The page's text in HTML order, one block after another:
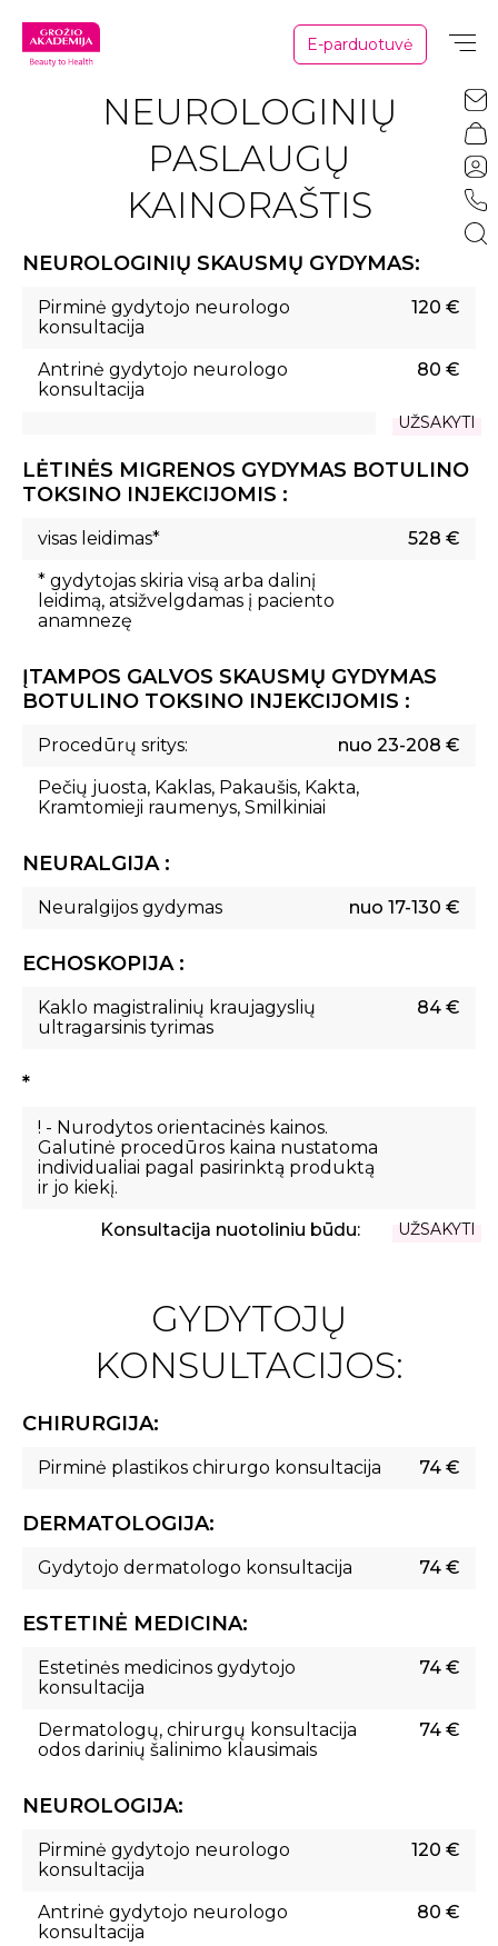
E-parduotuvė
NEUROLOGINIŲ
PASLAUGŲ
KAINORAŠTIS
NEUROLOGINIŲ SKAUSMŲ GYDYMAS:
Pirminė gydytojo neurologo
konsultacija
120 €
Antrinė gydytojo neurologo
konsultacija
80 €
UŽSAKYTI
LĖTINĖS MIGRENOS GYDYMAS BOTULINO
TOKSINO INJEKCIJOMIS :
visas leidimas*
528 €
* gydytojas skiria visą arba dalinį
leidimą, atsižvelgdamas į paciento
anamnezę
ĮTAMPOS GALVOS SKAUSMŲ GYDYMAS
BOTULINO TOKSINO INJEKCIJOMIS :
Procedūrų sritys:
nuo 23-208 €
Pečių juosta, Kaklas, Pakaušis, Kakta,
Kramtomieji raumenys, Smilkiniai
NEURALGIJA :
Neuralgijos gydymas nuo 17-130 €
ECHOSKOPIJA :
Kaklo magistralinių kraujagyslių
ultragarsinis tyrimas
84 €
*
! - Nurodytos orientacinės kainos.
Galutinė procedūros kaina nustatoma
individualiai pagal pasirinktą produktą
ir jo kiekį.
Konsultacija nuotoliniu būdu:
UŽSAKYTI
GYDYTOJŲ
KONSULTACIJOS:
CHIRURGIJA:
Pirminė plastikos chirurgo konsultacija 74 €
DERMATOLOGIJA:
Gydytojo dermatologo konsultacija 74 €
ESTETINĖ MEDICINA:
Estetinės medicinos gydytojo
konsultacija
74 €
Dermatologų, chirurgų konsultacija
odos darinių šalinimo klausimais
74 €
NEUROLOGIJA:
Pirminė gydytojo neurologo
konsultacija
120 €
Antrinė gydytojo neurologo
konsultacija
80 €